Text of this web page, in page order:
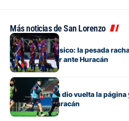
Más noticias de San Lorenzo
Fútbol
Otra vez un clásico: la pesada
intentará cortar ante Huracán
Fútbol
San Lorenzo ya dio vuelta la
clásico ante Huracán